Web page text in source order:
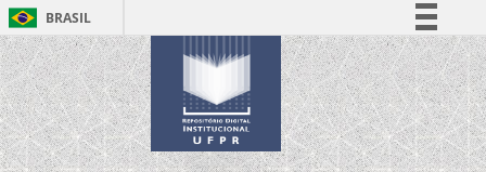
BRASIL
Simplifique!
Comunica BR
Participe
Acesso à informação